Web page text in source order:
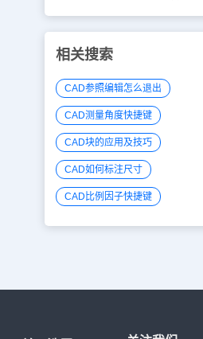
相关搜索
CAD参照编辑怎么退出
CAD测量角度快捷键
CAD块的应用及技巧
CAD如何标注尺寸
CAD比例因子快捷键